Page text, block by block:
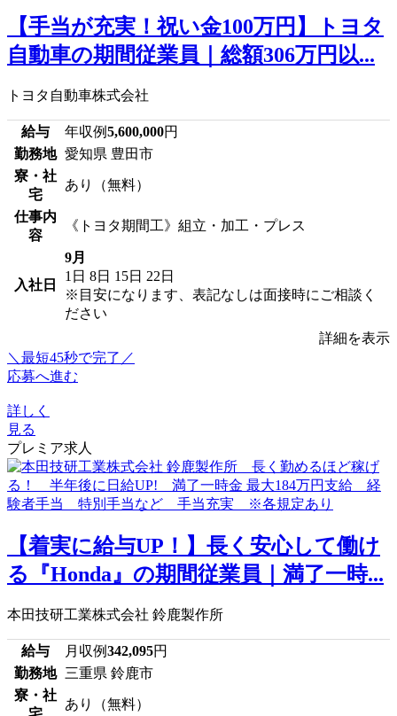
【手当が充実！祝い金100万円】トヨタ
自動車の期間従業員｜総額306万円以...
トヨタ自動車株式会社
給与 年収例5,600,000円
勤務地 愛知県 豊田市
寮・社
宅
あり（無料）
仕事内
容
《トヨタ期間工》組立・加工・プレス
入社日
9月
1日 8日 15日 22日
※目安になります、表記なしは面接時にご相談く
ださい
詳細を表示
＼最短45秒で完了／
応募へ進む
詳しく
見る
プレミア求人
【着実に給与UP！】長く安心して働け
る『Honda』の期間従業員｜満了一時...
本田技研工業株式会社 鈴鹿製作所
給与 月収例342,095円
勤務地 三重県 鈴鹿市
寮・社
あり（無料）